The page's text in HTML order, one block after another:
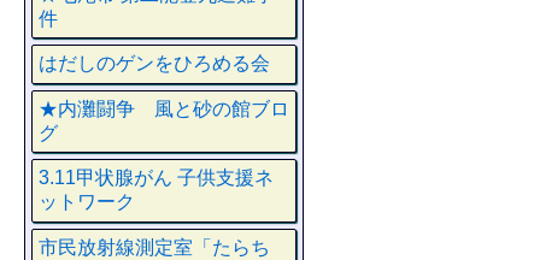
件
はだしのゲンをひろめる会
★内灘闘争 風と砂の館ブロ
グ
3.11甲状腺がん 子供支援ネ
ットワーク
市民放射線測定室「たらち